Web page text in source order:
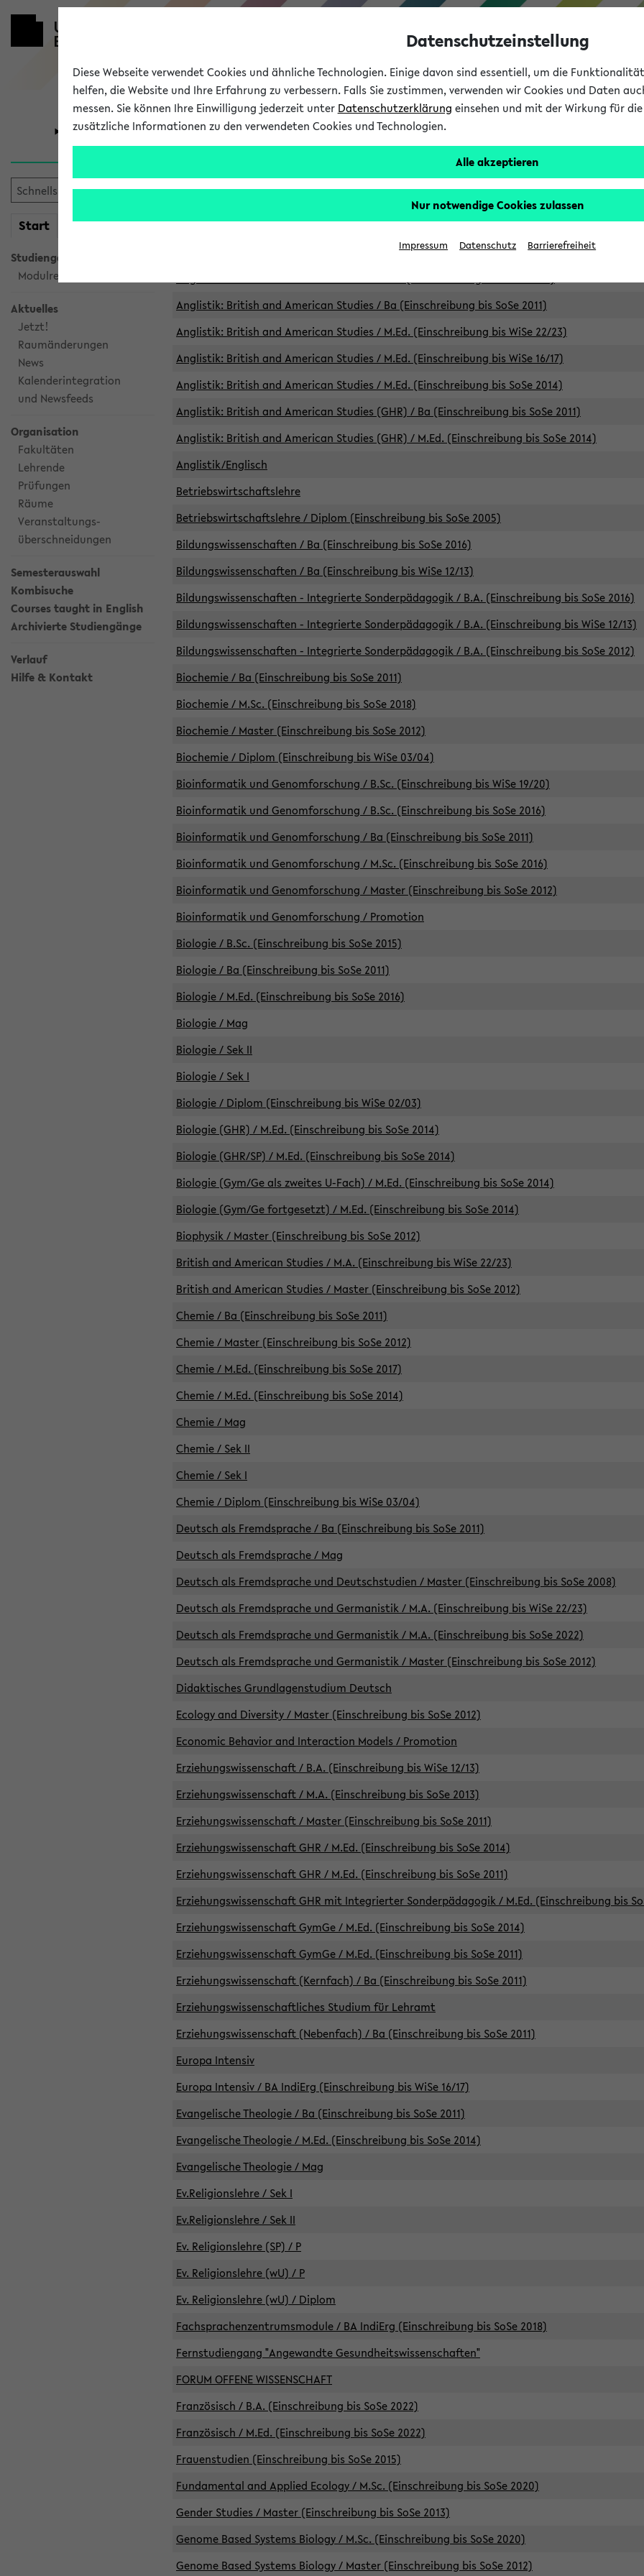
Universität Forschung Studium
Start meineKVV
Studiengangsauswahl
Modulrecherche
Aktuelles
Jetzt!
Raumänderungen
News
Kalenderintegration
und Newsfeeds
Organisation
Fakultäten
Lehrende
Prüfungen
Räume
Veranstaltungs-
überschneidungen
Semesterauswahl
Kombisuche
Courses taught in English
Archivierte Studiengänge
Verlauf
Hilfe & Kontakt
Archivierte Studiengänge
Anglistik: British and American Studies / B.A. (Einschreibung bis WiSe 16/17)
Anglistik: British and American Studies / B.A. (Einschreibung bis SoSe 2015)
Anglistik: British and American Studies / Ba (Einschreibung bis SoSe 2011)
Anglistik: British and American Studies / M.Ed. (Einschreibung bis WiSe 22/23)
Anglistik: British and American Studies / M.Ed. (Einschreibung bis WiSe 16/17)
Anglistik: British and American Studies / M.Ed. (Einschreibung bis SoSe 2014)
Anglistik: British and American Studies (GHR) / Ba (Einschreibung bis SoSe 2011)
Anglistik: British and American Studies (GHR) / M.Ed. (Einschreibung bis SoSe 2014)
Anglistik/Englisch
Betriebswirtschaftslehre
Betriebswirtschaftslehre / Diplom (Einschreibung bis SoSe 2005)
Bildungswissenschaften / Ba (Einschreibung bis SoSe 2016)
Bildungswissenschaften / Ba (Einschreibung bis WiSe 12/13)
Bildungswissenschaften - Integrierte Sonderpädagogik / B.A. (Einschreibung bis SoSe 2016)
Bildungswissenschaften - Integrierte Sonderpädagogik / B.A. (Einschreibung bis WiSe 12/13)
Bildungswissenschaften - Integrierte Sonderpädagogik / B.A. (Einschreibung bis SoSe 2012)
Biochemie / Ba (Einschreibung bis SoSe 2011)
Biochemie / M.Sc. (Einschreibung bis SoSe 2018)
Biochemie / Master (Einschreibung bis SoSe 2012)
Biochemie / Diplom (Einschreibung bis WiSe 03/04)
Bioinformatik und Genomforschung / B.Sc. (Einschreibung bis WiSe 19/20)
Bioinformatik und Genomforschung / B.Sc. (Einschreibung bis SoSe 2016)
Bioinformatik und Genomforschung / Ba (Einschreibung bis SoSe 2011)
Bioinformatik und Genomforschung / M.Sc. (Einschreibung bis SoSe 2016)
Bioinformatik und Genomforschung / Master (Einschreibung bis SoSe 2012)
Bioinformatik und Genomforschung / Promotion
Biologie / B.Sc. (Einschreibung bis SoSe 2015)
Biologie / Ba (Einschreibung bis SoSe 2011)
Biologie / M.Ed. (Einschreibung bis SoSe 2016)
Biologie / Mag
Biologie / Sek II
Biologie / Sek I
Biologie / Diplom (Einschreibung bis WiSe 02/03)
Biologie (GHR) / M.Ed. (Einschreibung bis SoSe 2014)
Biologie (GHR/SP) / M.Ed. (Einschreibung bis SoSe 2014)
Biologie (Gym/Ge als zweites U-Fach) / M.Ed. (Einschreibung bis SoSe 2014)
Biologie (Gym/Ge fortgesetzt) / M.Ed. (Einschreibung bis SoSe 2014)
Biophysik / Master (Einschreibung bis SoSe 2012)
British and American Studies / M.A. (Einschreibung bis WiSe 22/23)
British and American Studies / Master (Einschreibung bis SoSe 2012)
Chemie / Ba (Einschreibung bis SoSe 2011)
Chemie / Master (Einschreibung bis SoSe 2012)
Chemie / M.Ed. (Einschreibung bis SoSe 2017)
Chemie / M.Ed. (Einschreibung bis SoSe 2014)
Chemie / Mag
Chemie / Sek II
Chemie / Sek I
Chemie / Diplom (Einschreibung bis WiSe 03/04)
Deutsch als Fremdsprache / Ba (Einschreibung bis SoSe 2011)
Deutsch als Fremdsprache / Mag
Deutsch als Fremdsprache und Deutschstudien / Master (Einschreibung bis SoSe 2008)
Deutsch als Fremdsprache und Germanistik / M.A. (Einschreibung bis WiSe 22/23)
Deutsch als Fremdsprache und Germanistik / M.A. (Einschreibung bis SoSe 2022)
Deutsch als Fremdsprache und Germanistik / Master (Einschreibung bis SoSe 2012)
Didaktisches Grundlagenstudium Deutsch
Ecology and Diversity / Master (Einschreibung bis SoSe 2012)
Economic Behavior and Interaction Models / Promotion
Erziehungswissenschaft / B.A. (Einschreibung bis WiSe 12/13)
Erziehungswissenschaft / M.A. (Einschreibung bis SoSe 2013)
Erziehungswissenschaft / Master (Einschreibung bis SoSe 2011)
Erziehungswissenschaft GHR / M.Ed. (Einschreibung bis SoSe 2014)
Erziehungswissenschaft GHR / M.Ed. (Einschreibung bis SoSe 2011)
Erziehungswissenschaft GHR mit Integrierter Sonderpädagogik / M.Ed. (Einschreibung bis
Erziehungswissenschaft GymGe / M.Ed. (Einschreibung bis SoSe 2014)
Erziehungswissenschaft GymGe / M.Ed. (Einschreibung bis SoSe 2011)
Erziehungswissenschaft (Kernfach) / Ba (Einschreibung bis SoSe 2011)
Erziehungswissenschaftliches Studium für Lehramt
Erziehungswissenschaft (Nebenfach) / Ba (Einschreibung bis SoSe 2011)
Europa Intensiv
Europa Intensiv / BA IndiErg (Einschreibung bis WiSe 16/17)
Evangelische Theologie / Ba (Einschreibung bis SoSe 2011)
Evangelische Theologie / M.Ed. (Einschreibung bis SoSe 2014)
Evangelische Theologie / Mag
Ev.Religionslehre / Sek I
Ev.Religionslehre / Sek II
Ev. Religionslehre (SP) / P
Ev. Religionslehre (wU) / P
Ev. Religionslehre (wU) / Diplom
Fachsprachenzentrumsmodule / BA IndiErg (Einschreibung bis SoSe 2018)
Fernstudiengang "Angewandte Gesundheitswissenschaften"
FORUM OFFENE WISSENSCHAFT
Französisch / B.A. (Einschreibung bis SoSe 2022)
Französisch / M.Ed. (Einschreibung bis SoSe 2022)
Frauenstudien (Einschreibung bis SoSe 2015)
Fundamental and Applied Ecology / M.Sc. (Einschreibung bis SoSe 2020)
Gender Studies / Master (Einschreibung bis SoSe 2013)
Genome Based Systems Biology / M.Sc. (Einschreibung bis SoSe 2020)
Genome Based Systems Biology / Master (Einschreibung bis SoSe 2012)
Datenschutzeinstellung
Diese Webseite verwendet Cookies und ähnliche Technologien. Einige davon sind essentiell, um die
helfen, die Website und Ihre Erfahrung zu verbessern. Falls Sie zustimmen, verwenden wir Cookies und Daten
messen. Sie können Ihre Einwilligung jederzeit unter Datenschutzerklärung einsehen und mit der Wirkung für
zusätzliche Informationen zu den verwendeten Cookies und Technologien.
Alle akzeptieren
Nur notwendige Cookies zulassen
Impressum Datenschutz Barrierefreiheit